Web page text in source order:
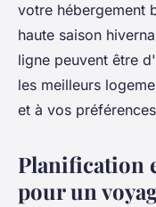
votre hébergement
haute saison
ligne peuvent être
les meilleurs
et à vos
Planification
pour un